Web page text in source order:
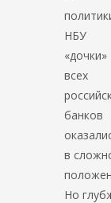
НБУ
«дочки»
всех
банков
в
Но